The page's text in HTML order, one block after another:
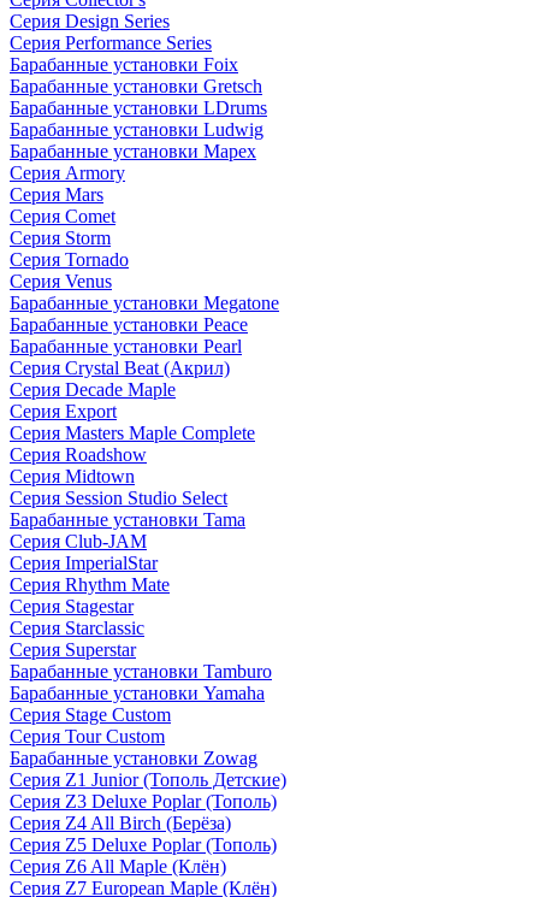
Серия Design Series
Серия Performance Series
Барабанные установки Foix
Барабанные установки Gretsch
Барабанные установки LDrums
Барабанные установки Ludwig
Барабанные установки Mapex
Серия Armory
Серия Mars
Серия Comet
Серия Storm
Серия Tornado
Серия Venus
Барабанные установки Megatone
Барабанные установки Peace
Барабанные установки Pearl
Серия Crystal Beat (Акрил)
Серия Decade Maple
Серия Export
Серия Masters Maple Complete
Серия Roadshow
Серия Midtown
Серия Session Studio Select
Барабанные установки Tama
Серия Club-JAM
Серия ImperialStar
Серия Rhythm Mate
Серия Stagestar
Серия Starclassic
Серия Superstar
Барабанные установки Tamburo
Барабанные установки Yamaha
Серия Stage Custom
Серия Tour Custom
Барабанные установки Zowag
Серия Z1 Junior (Тополь Детские)
Серия Z3 Deluxe Poplar (Тополь)
Серия Z4 All Birch (Берёза)
Серия Z5 Deluxe Poplar (Тополь)
Серия Z6 All Maple (Клён)
Серия Z7 European Maple (Клён)